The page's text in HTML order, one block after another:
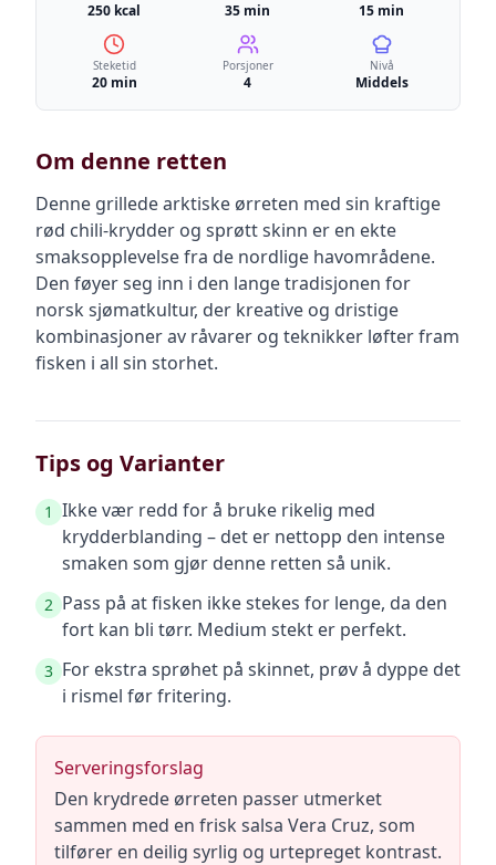
250 kcal 35 min 15 min
Steketid
20 min
Porsjoner
4
Nivå
Middels
Om denne retten
Denne grillede arktiske ørreten med sin kraftige
rød chili-krydder og sprøtt skinn er en ekte
smaksopplevelse fra de nordlige havområdene.
Den føyer seg inn i den lange tradisjonen for
norsk sjømatkultur, der kreative og dristige
kombinasjoner av råvarer og teknikker løfter fram
fisken i all sin storhet.
Tips og Varianter
1 Ikke vær redd for å bruke rikelig med
krydderblanding – det er nettopp den intense
smaken som gjør denne retten så unik.
2 Pass på at fisken ikke stekes for lenge, da den
fort kan bli tørr. Medium stekt er perfekt.
3 For ekstra sprøhet på skinnet, prøv å dyppe det
i rismel før fritering.
Serveringsforslag
Den krydrede ørreten passer utmerket
sammen med en frisk salsa Vera Cruz, som
tilfører en deilig syrlig og urtepreget kontrast.